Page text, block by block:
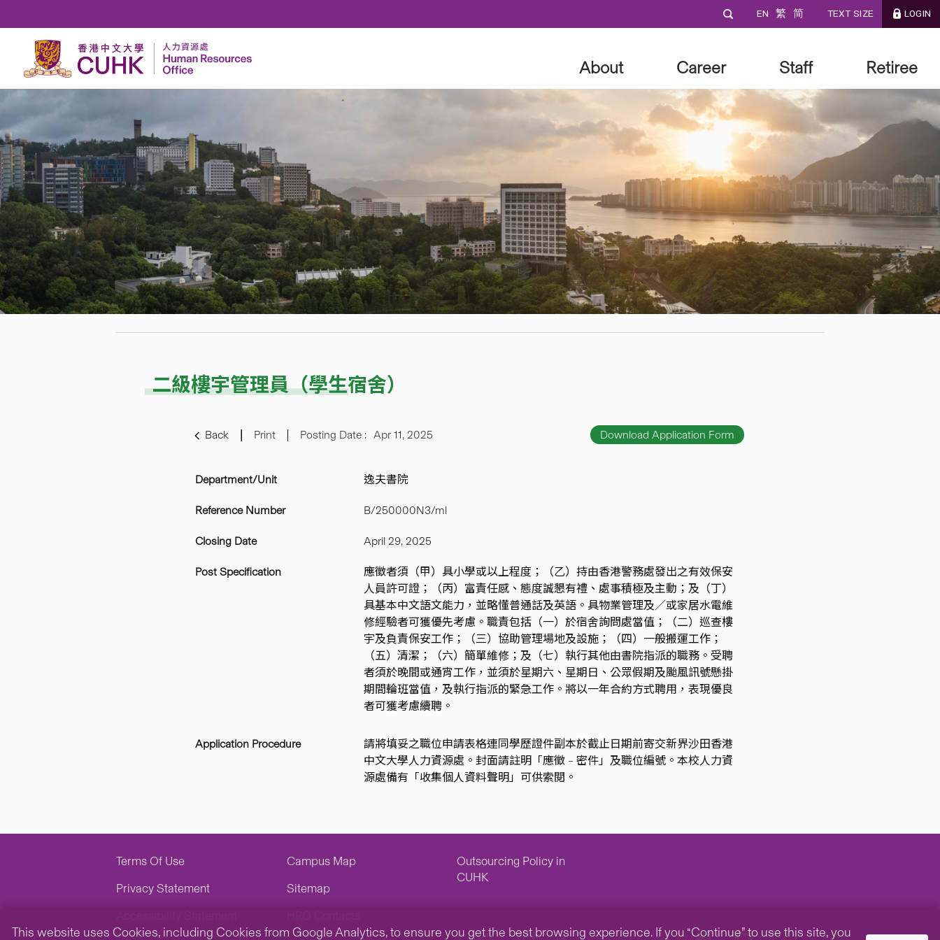
EN 繁 简 TEXT SIZE LOGIN
About Career Staff Retiree
二級樓宇管理員（學生宿舍）
Back Print Posting Date : Apr 11, 2025 Download Application Form
Department/Unit 逸夫書院
Reference Number B/250000N3/ml
Closing Date April 29, 2025
Post Specification
應徵者須（甲）具小學或以上程度；（乙）持由香港警務處發出之有效保安
人員許可證；（丙）富責任感、態度誠懇有禮、處事積極及主動；及（丁）
具基本中文語文能力，並略懂普通話及英語。具物業管理及／或家居水電維
修經驗者可獲優先考慮。職責包括（一）於宿舍詢問處當值；（二）巡查樓
宇及負責保安工作；（三）協助管理場地及設施；（四）一般搬運工作；
（五）清潔；（六）簡單維修；及（七）執行其他由書院指派的職務。受聘
者須於晚間或通宵工作，並須於星期六、星期日、公眾假期及颱風訊號懸掛
期間輪班當值，及執行指派的緊急工作。將以一年合約方式聘用，表現優良
者可獲考慮續聘。
Application Procedure
請將填妥之職位申請表格連同學歷證件副本於截止日期前寄交新界沙田香港
中文大學人力資源處。封面請註明「應徵 – 密件」及職位編號。本校人力資
源處備有「收集個人資料聲明」可供索閱。
Terms Of Use
Privacy Statement
Campus Map
Sitemap
Outsourcing Policy in
CUHK
This website uses Cookies, including Cookies from Google Analytics, to ensure you get the best browsing experience. If you “Continue” to use this site, you